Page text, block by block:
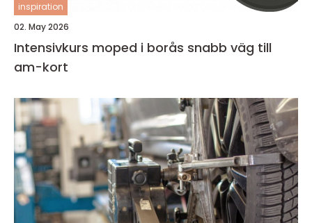
inspiration
02. May 2026
Intensivkurs moped i borås snabb väg till
am-kort